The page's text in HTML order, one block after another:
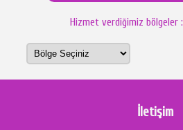
Hizmet verdiğimiz bölgeler :
İletişim